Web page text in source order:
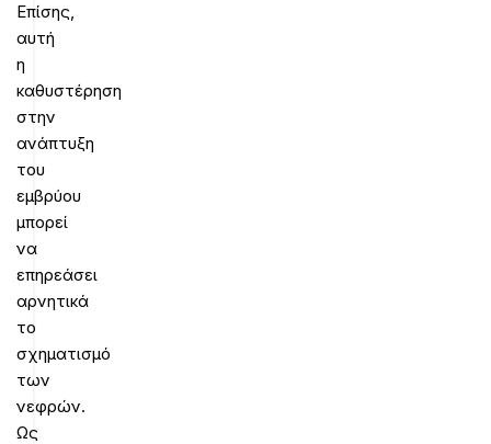
Επίσης,
αυτή
η
καθυστέρηση
στην
ανάπτυξη
του
εμβρύου
μπορεί
να
επηρεάσει
αρνητικά
το
σχηματισμό
των
νεφρών.
Ως